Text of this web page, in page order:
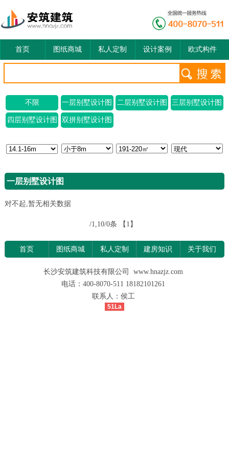
首页 图纸商城 私人定制 设计案例 欧式构件
不限 一层别墅设计图 二层别墅设计图 三层别墅设计图
四层别墅设计图 双拼别墅设计图
一层别墅设计图
对不起,暂无相关数据
/1,10/0条 【1】
首页 图纸商城 私人定制 建房知识 关于我们
长沙安筑建筑科技有限公司 www.hnazjz.com
电话：400-8070-511 18182101261
联系人：侯工
51La